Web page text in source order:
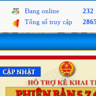
Đang online
232
Tổng số truy cập